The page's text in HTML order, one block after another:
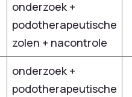
onderzoek +
podotherapeutische
zolen + nacontrole
onderzoek +
podotherapeutische